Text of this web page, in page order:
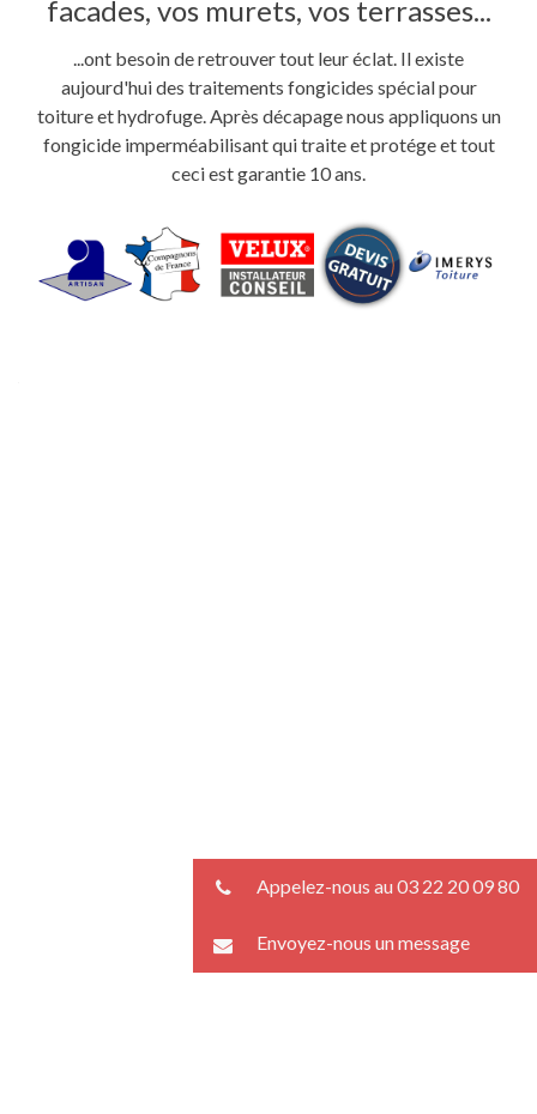
facades, vos murets, vos terrasses...
...ont besoin de retrouver tout leur éclat. Il existe
aujourd'hui des traitements fongicides spécial pour
toiture et hydrofuge. Après décapage nous appliquons un
fongicide imperméabilisant qui traite et protége et tout
ceci est garantie 10 ans.
Appelez-nous au 03 22 20 09 80
Envoyez-nous un message